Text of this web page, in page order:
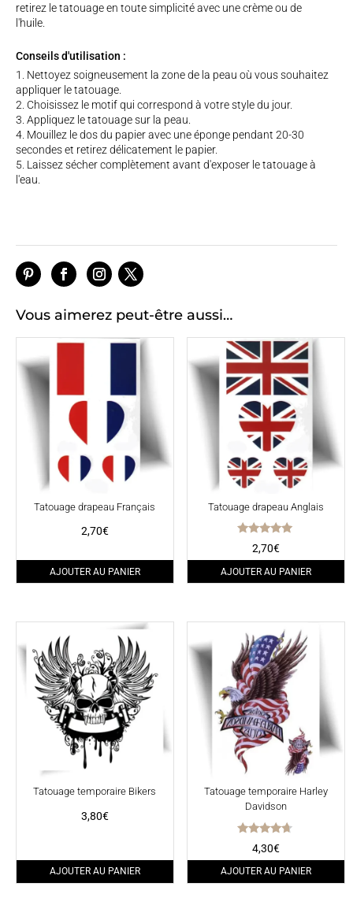
retirez le tatouage en toute simplicité avec une crème ou de
l'huile.
Conseils d'utilisation :
Nettoyez soigneusement la zone de la peau où vous souhaitez
appliquer le tatouage.
Choisissez le motif qui correspond à votre style du jour.
Appliquez le tatouage sur la peau.
Mouillez le dos du papier avec une éponge pendant 20-30
secondes et retirez délicatement le papier.
Laissez sécher complètement avant d'exposer le tatouage à
l'eau.
Vous aimerez peut-être aussi…
Tatouage drapeau Français
2,70€
AJOUTER AU PANIER
Tatouage drapeau Anglais
Note
5.00
sur 5
2,70€
AJOUTER AU PANIER
Tatouage temporaire Bikers
3,80€
AJOUTER AU PANIER
Tatouage temporaire Harley
Davidson
Note
4.50
sur 5
4,30€
AJOUTER AU PANIER